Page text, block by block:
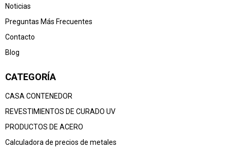
Noticias
Preguntas Más Frecuentes
Contacto
Blog
CATEGORÍA
CASA CONTENEDOR
REVESTIMIENTOS DE CURADO UV
PRODUCTOS DE ACERO
Calculadora de precios de metales